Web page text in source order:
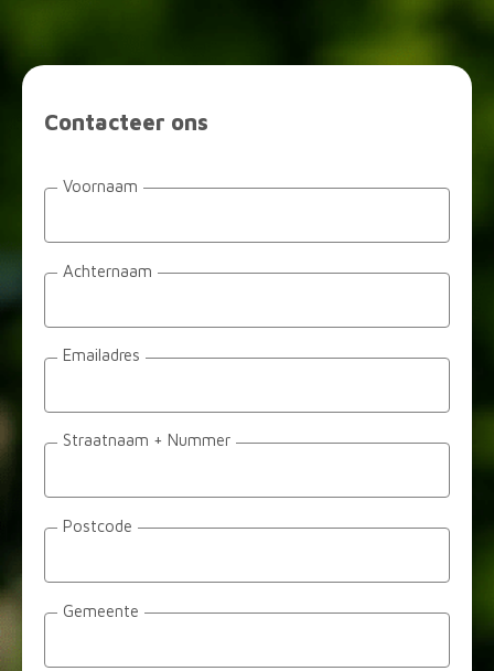
Contacteer ons
Voornaam
Achternaam
Emailadres
Straatnaam + Nummer
Postcode
Gemeente